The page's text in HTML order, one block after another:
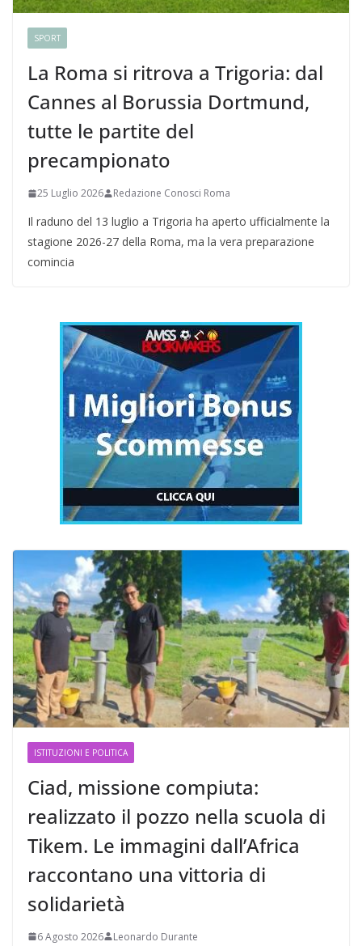
SPORT
La Roma si ritrova a Trigoria: dal
Cannes al Borussia Dortmund,
tutte le partite del
precampionato
25 Luglio 2026 Redazione Conosci Roma
Il raduno del 13 luglio a Trigoria ha aperto ufficialmente la
stagione 2026-27 della Roma, ma la vera preparazione
comincia
ISTITUZIONI E POLITICA
Ciad, missione compiuta:
realizzato il pozzo nella scuola di
Tikem. Le immagini dall’Africa
raccontano una vittoria di
solidarietà
6 Agosto 2026 Leonardo Durante